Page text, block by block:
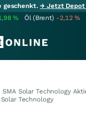
geschenkt.→ Jetzt Depot
% Öl (Brent) -2,12%
SMA Solar Technology
Technology